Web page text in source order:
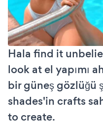
Hala find it
look at el yapımı
bir güneş gözlüğü
shades'in crafts
to create.